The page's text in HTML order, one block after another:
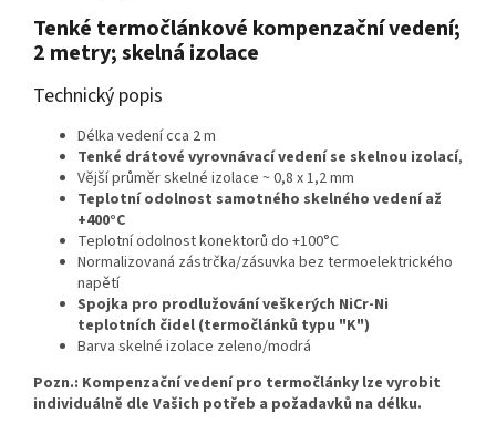
Tenké termočlánkové kompenzační vedení;
2 metry; skelná izolace
Technický popis
Délka vedení cca 2 m
Tenké drátové vyrovnávací vedení se skelnou izolací,
Vější průměr skelné izolace ~ 0,8 x 1,2 mm
Teplotní odolnost samotného skelného vedení až
+400°C
Teplotní odolnost konektorů do +100°C
Normalizovaná zástrčka/zásuvka bez termoelektrického
napětí
Spojka pro prodlužování veškerých NiCr-Ni
teplotních čidel (termočlánků typu "K")
Barva skelné izolace zeleno/modrá
Pozn.: Kompenzační vedení pro termočlánky lze vyrobit
individuálně dle Vašich potřeb a požadavků na délku.